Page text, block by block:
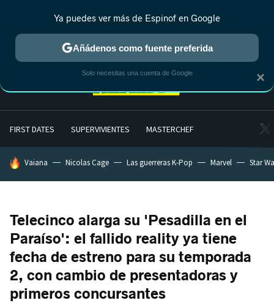
FIRST DATES SUPERVIVIENTES MASTERCHEF
HOY SE HABLA DE
Vaiana Nicolas Cage Las guerreras K-Pop Marvel Star
Telecinco alarga su 'Pesadilla en el
Paraíso': el fallido reality ya tiene
fecha de estreno para su temporada
2, con cambio de presentadoras y
primeros concursantes
×
Ya puedes ver más de Espinof en Google
Añádenos como fuente preferida
Solo necesitas una cuenta de Google